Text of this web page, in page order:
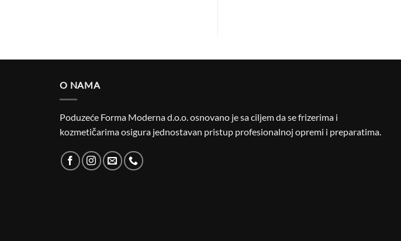
O NAMA
Poduzeće Forma Moderna d.o.o. osnovano je sa ciljem da se frizerima i
kozmetičarima osigura jednostavan pristup profesionalnoj opremi i preparatima.